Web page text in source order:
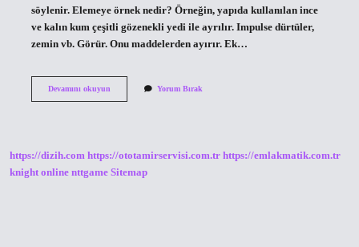
söylenir. Elemeye örnek nedir? Örneğin, yapıda kullanılan ince
ve kalın kum çeşitli gözenekli yedi ile ayrılır. Impulse dürtüler,
zemin vb. Görür. Onu maddelerden ayırır. Ek…
Devamını okuyunKarışımların Yorum Bırak
https://dizih.com https://ototamirservisi.com.tr https://emlakmatik.com.tr
knight online nttgame Sitemap